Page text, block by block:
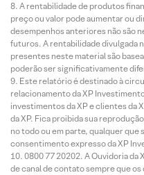
A rentabilidade de produtos
preço ou valor pode aumentar ou
desempenhos anteriores não são
futuros. A rentabilidade divulgada
presentes neste material são
poderão ser significativamente
Este relatório é destinado à
relacionamento da XP
investimentos da XP e clientes da
da XP. Fica proibida sua
no todo ou em parte, qualquer que
consentimento expresso da XP
0800 77 20202. A Ouvidoria da
de canal de contato sempre que